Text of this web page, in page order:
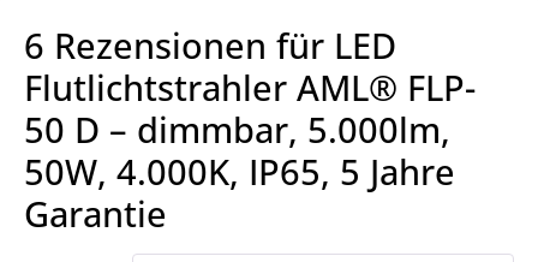
6 Rezensionen für LED
Flutlichtstrahler AML® FLP-
50 D – dimmbar, 5.000lm,
50W, 4.000K, IP65, 5 Jahre
Garantie